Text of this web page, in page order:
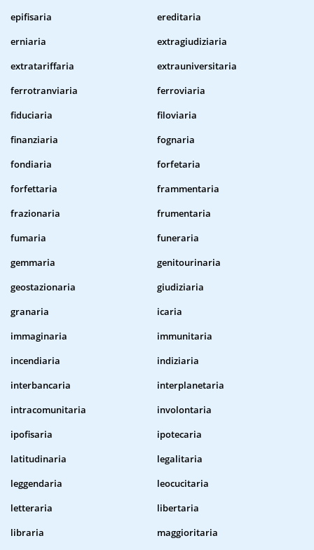
epifisaria
ereditaria
erniaria
extragiudiziaria
extratariffaria
extrauniversitaria
ferrotranviaria
ferroviaria
fiduciaria
filoviaria
finanziaria
fognaria
fondiaria
forfetaria
forfettaria
frammentaria
frazionaria
frumentaria
fumaria
funeraria
gemmaria
genitourinaria
geostazionaria
giudiziaria
granaria
icaria
immaginaria
immunitaria
incendiaria
indiziaria
interbancaria
interplanetaria
intracomunitaria
involontaria
ipofisaria
ipotecaria
latitudinaria
legalitaria
leggendaria
leocucitaria
letteraria
libertaria
libraria
maggioritaria